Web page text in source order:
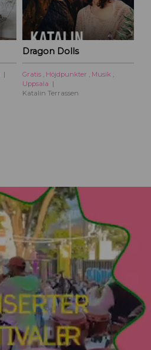
Dragon Dolls
Gratis , Höjdpunkter , Musik ,
Uppsala
Katalin Terrassen